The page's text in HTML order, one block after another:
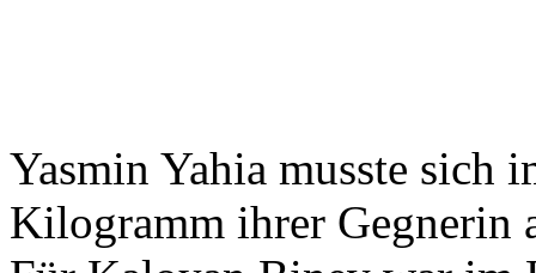
Yasmin Yahia musste sich
Kilogramm ihrer Gegnerin